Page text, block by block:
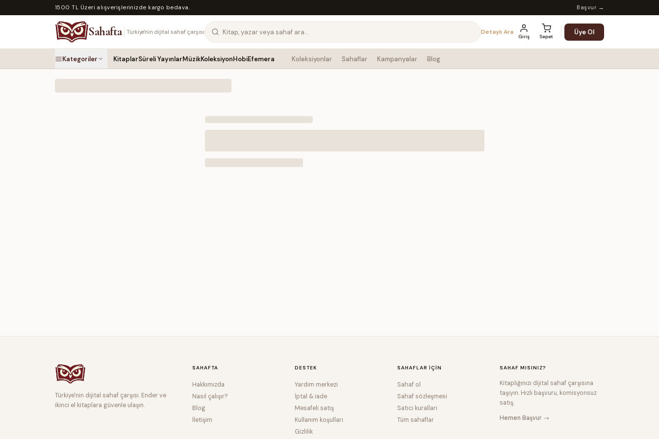
1500 TL Üzeri alışverişlerinizde kargo bedava. Başvur →
Sahafta Türkiye'nin dijital sahaf çarşısı Detaylı Ara
Giriş Sepet
Üye Ol
Kategoriler KitaplarSüreli YayınlarMüzikKoleksiyonHobiEfemera Koleksiyonlar Sahaflar Kampanyalar Blog
Türkiye'nin dijital sahaf çarşısı. Ender ve
ikinci el kitaplara güvenle ulaşın.
SAHAFTA
Hakkımızda
Nasıl çalışır?
Blog
İletişim
DESTEK
Yardım merkezi
İptal & iade
Mesafeli satış
Kullanım koşulları
Gizlilik
SAHAFLAR IÇIN
Sahaf ol
Sahaf sözleşmesi
Satıcı kuralları
Tüm sahaflar
SAHAF MISINIZ?
Kitaplığınızı dijital sahaf çarşısına
taşıyın. Hızlı başvuru, komisyonsuz
satış.
Hemen Başvur →